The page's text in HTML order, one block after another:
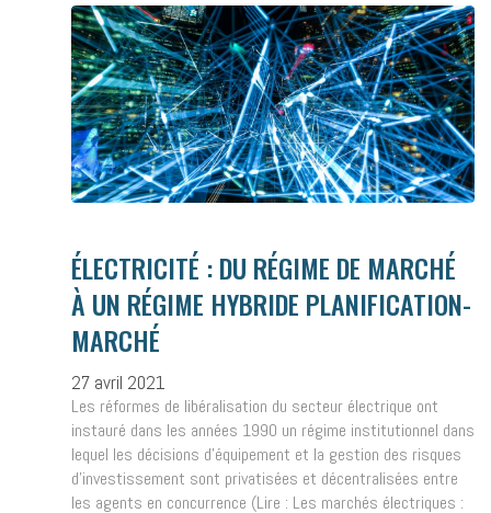
ÉLECTRICITÉ : DU RÉGIME DE MARCHÉ
À UN RÉGIME HYBRIDE PLANIFICATION-
MARCHÉ
27 avril 2021
Les réformes de libéralisation du secteur électrique ont
instauré dans les années 1990 un régime institutionnel dans
lequel les décisions d’équipement et la gestion des risques
d’investissement sont privatisées et décentralisées entre
les agents en concurrence (Lire : Les marchés électriques :